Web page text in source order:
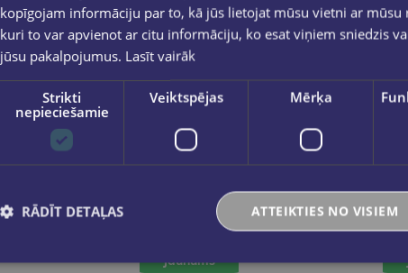
Jaunums
kopīgojam informāciju par to, kā jūs lietojat mūsu vietni ar mūsu
kuri to var apvienot ar citu informāciju, ko esat viņiem sniedzis
jūsu pakalpojumus. Lasīt vairāk
Strikti
nepieciešamie
Veiktspējas Mērķa
ATTEIKTIES NO VISIEM
RĀDĪT DETAĻAS